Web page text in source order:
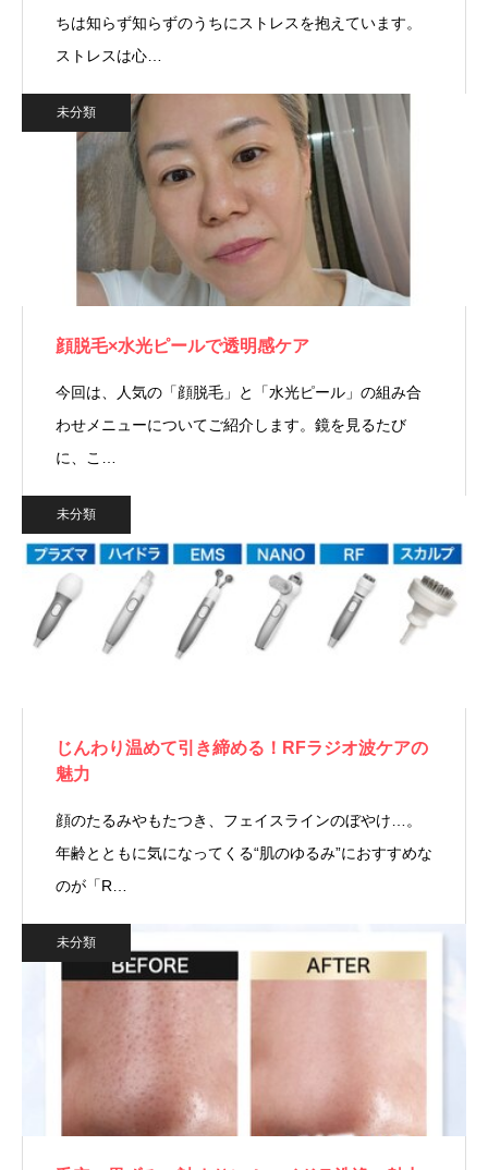
ちは知らず知らずのうちにストレスを抱えています。
ストレスは心…
未分類
顔脱毛×水光ピールで透明感ケア
今回は、人気の「顔脱毛」と「水光ピール」の組み合
わせメニューについてご紹介します。鏡を見るたび
に、こ…
未分類
じんわり温めて引き締める！RFラジオ波ケアの
魅力
顔のたるみやもたつき、フェイスラインのぼやけ…。
年齢とともに気になってくる“肌のゆるみ”におすすめな
のが「R…
未分類